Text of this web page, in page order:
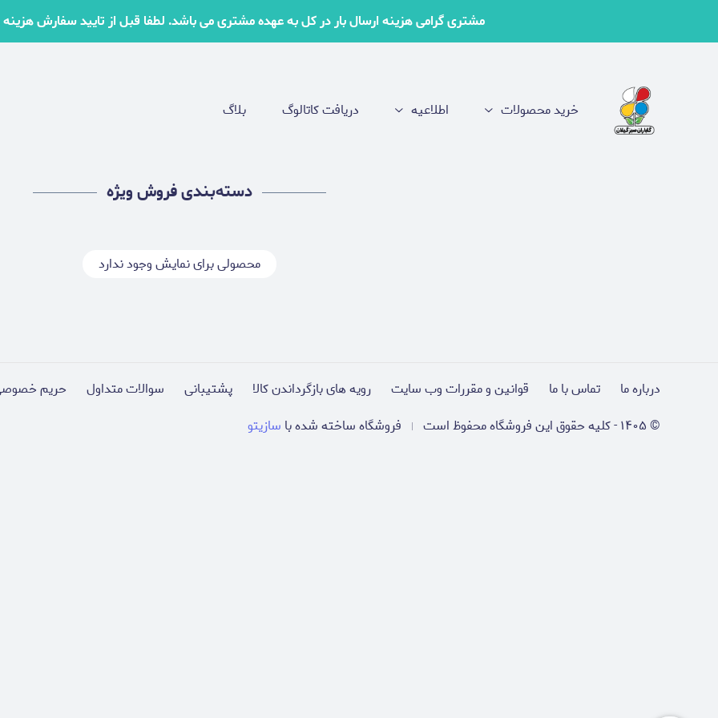
مشتری گرامی هزینه ارسال بار در کل به عهده مشتری می باشد. لطفا قبل از تایید سفارش هزینه
خرید محصولات اطلاعیه دریافت کاتالوگ بلاگ
دسته‌بندی فروش ویژه
محصولی برای نمایش وجود ندارد
درباره ما تماس با ما قوانین و مقررات وب سایت رویه های بازگرداندن کالا پشتیبانی سوالات متداول
حریم
©۱۴۰۵-کلیه حقوق این فروشگاه محفوظ است فروشگاه ساخته شده با سازیتو